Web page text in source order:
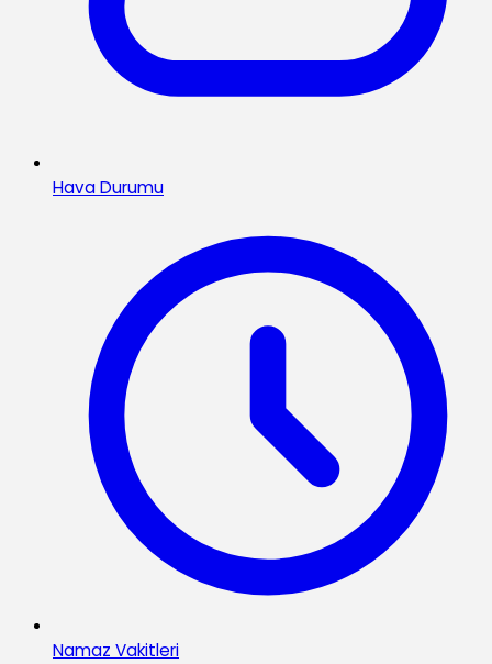
Hava Durumu
Namaz Vakitleri